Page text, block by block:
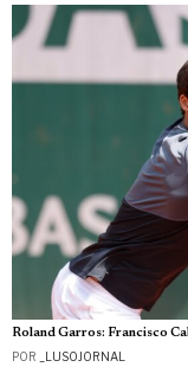
Roland Garros: Francisco
POR _LUSOJORNAL